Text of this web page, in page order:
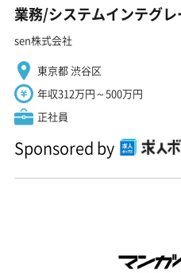
業務/システムインテグ
sen株式会社
東京都 渋谷区
年収312万円～500万円
正社員
Sponsored by